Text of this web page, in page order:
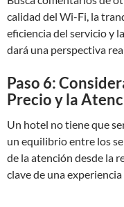
calidad del Wi-Fi, la
eficiencia del servicio y
dará una perspectiva
Paso 6:
Precio y la
Un hotel no tiene que
un equilibrio entre los
de la atención desde la
clave de una